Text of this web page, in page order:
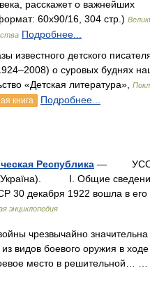
расскажет о важнейших
60x90/16, 304 стр.)
Подробнее...
известного детского
о суровых буднях
«Детская литература»,
книга Подробнее...
Республика — УССР
(Украïна). I. Общие
декабря 1922 вошла в его
энциклопедия
чрезвычайно значительна
видов боевого оружия в
место в решительной… …